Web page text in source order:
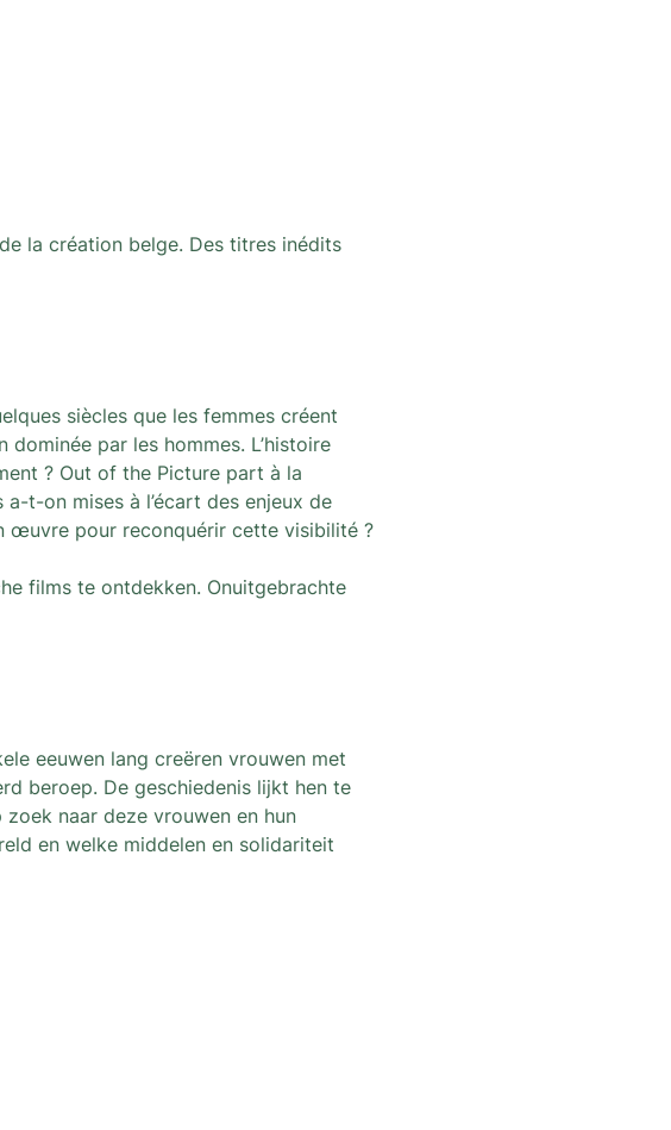
la création belge. Des titres inédits
siècles que les femmes créent
par les hommes. L’histoire
? Out of the Picture part à la
t-on mises à l’écart des enjeux de
œuvre pour reconquérir cette visibilité ?
films te ontdekken. Onuitgebrachte
eeuwen lang creëren vrouwen met
beroep. De geschiedenis lijkt hen te
naar deze vrouwen en hun
en welke middelen en solidariteit